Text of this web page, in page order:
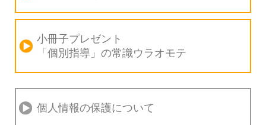
小冊子プレゼント
「個別指導」の常識ウラオモテ
個人情報の保護について